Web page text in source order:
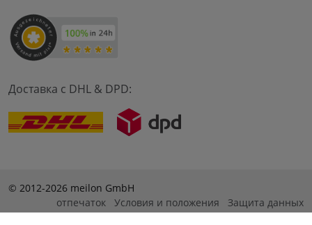
Доставка с DHL & DPD:
© 2012-2026 meilon GmbH
отпечаток
Условия и положения Защита данных